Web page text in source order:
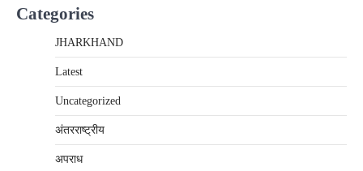
Categories
JHARKHAND
Latest
Uncategorized
अंतरराष्‍ट्रीय
अपराध